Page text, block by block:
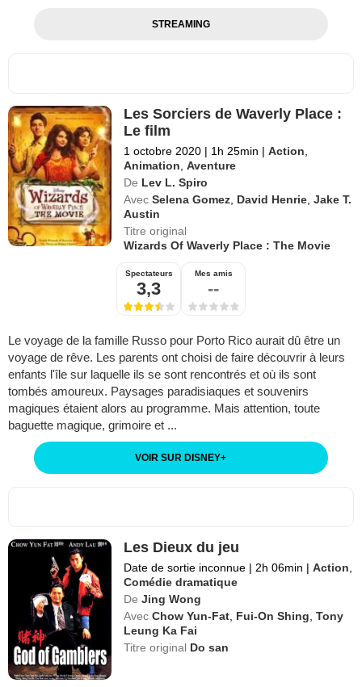
STREAMING
Les Sorciers de Waverly Place :
Le film
1 octobre 2020 | 1h 25min | Action,
Animation,Aventure
De Lev L. Spiro
Avec Selena Gomez, David Henrie,Jake T.
Austin
Titre original
Wizards Of Waverly Place : The Movie
Spectateurs
3,3
Mes amis
--
Le voyage de la famille Russo pour Porto Rico aurait dû être un
voyage de rêve. Les parents ont choisi de faire découvrir à leurs
enfants l'île sur laquelle ils se sont rencontrés et où ils sont
tombés amoureux. Paysages paradisiaques et souvenirs
magiques étaient alors au programme. Mais attention, toute
baguette magique, grimoire et ...
VOIR SUR DISNEY+
Les Dieux du jeu
Date de sortie inconnue | 2h 06min | Action,
Comédie dramatique
De Jing Wong
Avec Chow Yun-Fat, Fui-On Shing,Tony
Leung Ka Fai
Titre original Do san